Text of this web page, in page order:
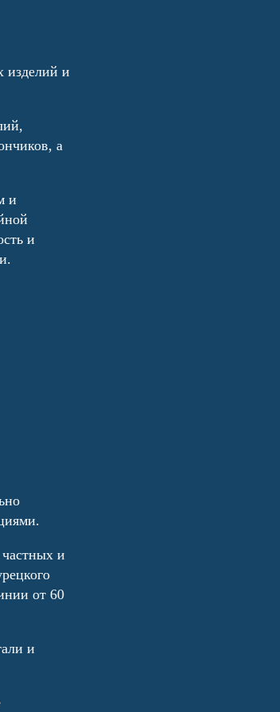
изделий и
а
и
и
и
от 60
и